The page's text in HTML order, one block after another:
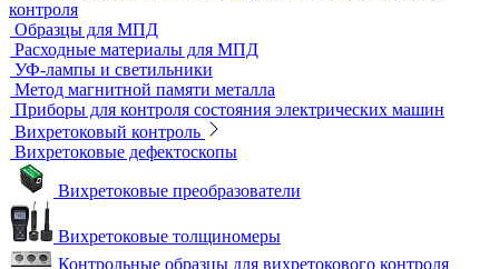
Контроль проникающими веществами
Образцы для ЦД
Пенетрант, проявитель, очиститель
Ультрафиолетовые лампы
Принадлежности для контроля проникающими веществами
Индукционные нагреватели
Нагреватели для монтажа подшипников
Магнитный контроль
Магнитопорошковые дефектоскопы и электромагниты
Магнитные толщиномеры покрытий
Магнитометры, коэрцитиметры и ферритометры
Автоматические линии и стенды магнитопорошкового
контроля